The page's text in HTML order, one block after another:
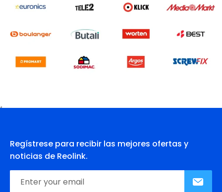
Regístrese para recibir las mejores ofertas y
noticias de Reolink.